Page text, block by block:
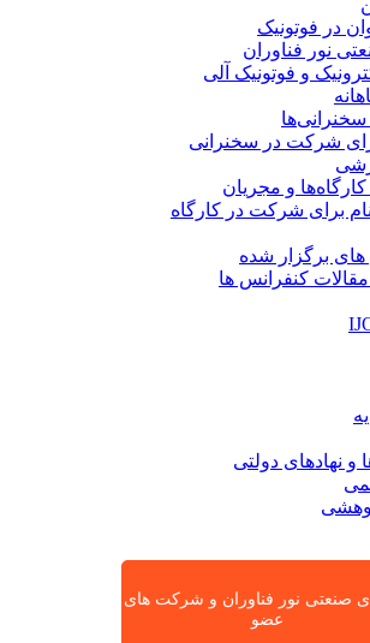
در فوتونیک
نور فناوران
و فوتونیک آلی
شرکت در سخنرانی
و مجریان
برای شرکت در کارگاه
برگزار شده
کنفرانس ها
نهادهای دولتی
صنعتی نور فناوران و شرکت های
عضو